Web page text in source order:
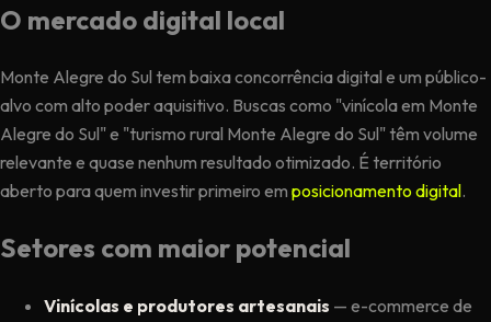
O mercado digital local
Monte Alegre do Sul tem baixa concorrência digital e um público-
alvo com alto poder aquisitivo. Buscas como "vinícola em Monte
Alegre do Sul" e "turismo rural Monte Alegre do Sul" têm volume
relevante e quase nenhum resultado otimizado. É território
aberto para quem investir primeiro em posicionamento digital.
Setores com maior potencial
Vinícolas e produtores artesanais — e-commerce de